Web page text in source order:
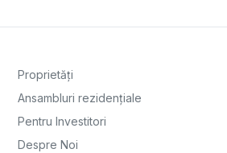
Proprietăți
Ansambluri rezidențiale
Pentru Investitori
Despre Noi